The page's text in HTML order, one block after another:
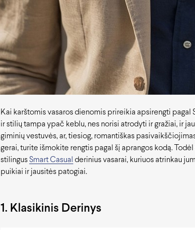
Kai karštomis vasaros dienomis prireikia apsirengti pagal
ir stilių tampa ypač keblu, nes norisi atrodyti ir gražiai, ir
giminių vestuvės, ar, tiesiog, romantiškas
gerai, turite išmokite rengtis pagal šį aprangos kodą.
stilingus Smart Casual derinius vasarai, kuriuos atrinkau
puikiai ir jausitės patogiai.
1. Klasikinis Derinys